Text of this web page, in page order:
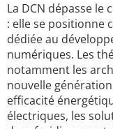
La DCN dépasse
: elle se positionne
dédiée au
numériques. Les
notamment les
nouvelle
efficacité
électriques, les